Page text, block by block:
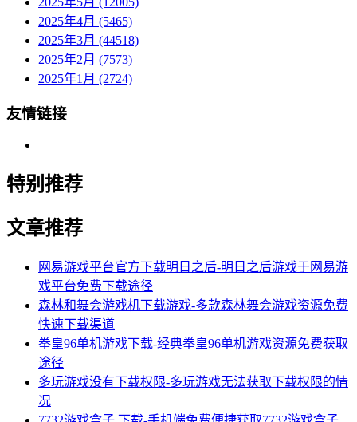
2025年4月 (5465)
2025年3月 (44518)
2025年2月 (7573)
2025年1月 (2724)
友情链接
特别推荐
文章推荐
网易游戏平台官方下载明日之后-明日之后游戏于网易游
戏平台免费下载途径
森林和舞会游戏机下载游戏-多款森林舞会游戏资源免费
快速下载渠道
拳皇96单机游戏下载-经典拳皇96单机游戏资源免费获取
途径
多玩游戏没有下载权限-多玩游戏无法获取下载权限的情
况